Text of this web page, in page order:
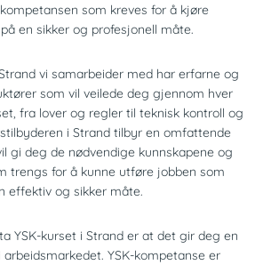
som kreves for å kjøre
en sikker og profesjonell måte.
vi samarbeider med har erfarne og
som vil veilede deg gjennom hver
fra lover og regler til teknisk kontroll og
i Strand tilbyr en omfattende
gi deg de nødvendige kunnskapene og
trengs for å kunne utføre jobben som
effektiv og sikker måte.
YSK-kurset i Strand er at det gir deg en
YSK-kompetanse er